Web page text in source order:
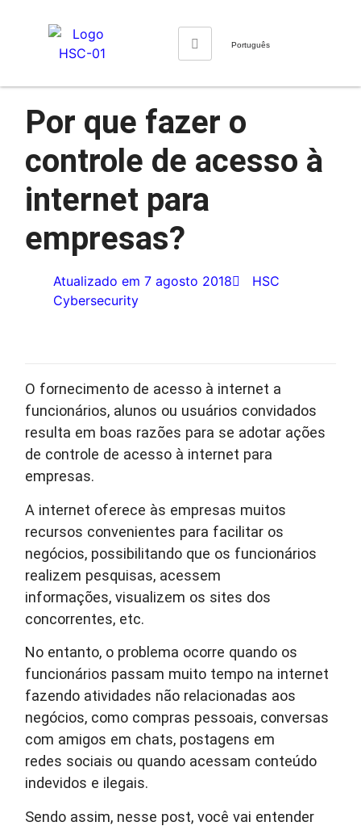
Português
Por que fazer o
controle de acesso à
internet para
empresas?
Atualizado em 7 agosto 2018
HSC
Cybersecurity
O fornecimento de acesso à internet a
funcionários, alunos ou usuários convidados
resulta em boas razões para se adotar ações
de controle de acesso à internet para
empresas.
A internet oferece às empresas muitos
recursos convenientes para facilitar os
negócios, possibilitando que os funcionários
realizem pesquisas, acessem
informações, visualizem os sites dos
concorrentes, etc.
No entanto, o problema ocorre quando os
funcionários passam muito tempo na internet
fazendo atividades não relacionadas aos
negócios, como compras pessoais, conversas
com amigos em chats, postagens em
redes sociais ou quando acessam conteúdo
indevidos e ilegais.
Sendo assim, nesse post, você vai entender